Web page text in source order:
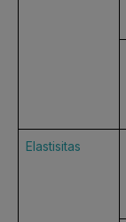
Elastisitas